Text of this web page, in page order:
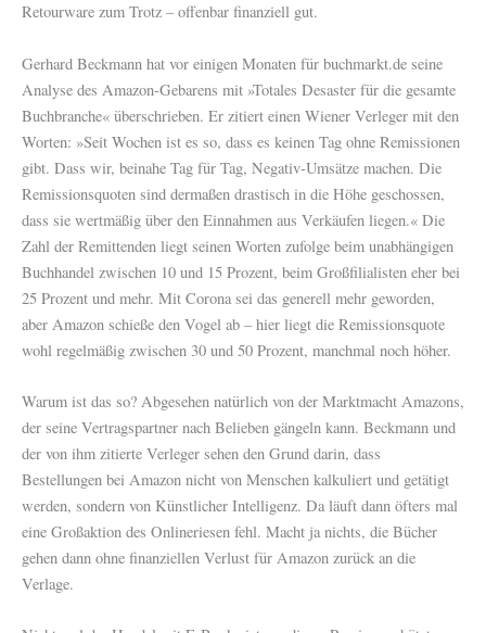
Retourware zum Trotz – offenbar finanziell gut.
Gerhard Beckmann hat vor einigen Monaten für buchmarkt.de seine
Analyse des Amazon-Gebarens mit »Totales Desaster für die gesamte
Buchbranche« überschrieben. Er zitiert einen Wiener Verleger mit den
Worten: »Seit Wochen ist es so, dass es keinen Tag ohne Remissionen
gibt. Dass wir, beinahe Tag für Tag, Negativ-Umsätze machen. Die
Remissionsquoten sind dermaßen drastisch in die Höhe geschossen,
dass sie wertmäßig über den Einnahmen aus Verkäufen liegen.« Die
Zahl der Remittenden liegt seinen Worten zufolge beim unabhängigen
Buchhandel zwischen 10 und 15 Prozent, beim Großfilialisten eher bei
25 Prozent und mehr. Mit Corona sei das generell mehr geworden,
aber Amazon schieße den Vogel ab – hier liegt die Remissionsquote
wohl regelmäßig zwischen 30 und 50 Prozent, manchmal noch höher.
Warum ist das so? Abgesehen natürlich von der Marktmacht Amazons,
der seine Vertragspartner nach Belieben gängeln kann. Beckmann und
der von ihm zitierte Verleger sehen den Grund darin, dass
Bestellungen bei Amazon nicht von Menschen kalkuliert und getätigt
werden, sondern von Künstlicher Intelligenz. Da läuft dann öfters mal
eine Großaktion des Onlineriesen fehl. Macht ja nichts, die Bücher
gehen dann ohne finanziellen Verlust für Amazon zurück an die
Verlage.